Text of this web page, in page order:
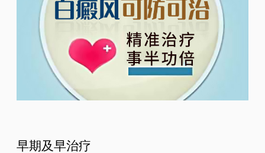
早期及早治疗